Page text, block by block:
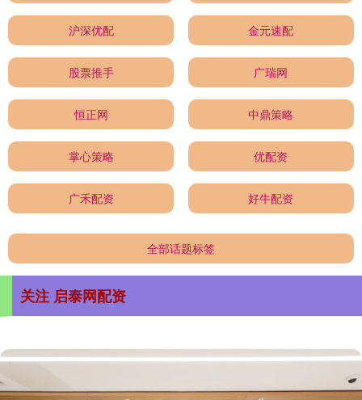
沪深优配 金元速配
股票推手 广瑞网
恒正网 中鼎策略
掌心策略 优配资
广禾配资 好牛配资
全部话题标签
关注 启泰网配资